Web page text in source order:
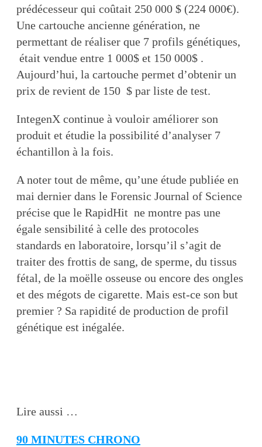
prédécesseur qui coûtait 250 000 $ (224 000€).
Une cartouche ancienne génération, ne
permettant de réaliser que 7 profils génétiques,
était vendue entre 1 000$ et 150 000$ .
Aujourd’hui, la cartouche permet d’obtenir un
prix de revient de 150 $ par liste de test.
IntegenX continue à vouloir améliorer son
produit et étudie la possibilité d’analyser 7
échantillon à la fois.
A noter tout de même, qu’une étude publiée en
mai dernier dans le Forensic Journal of Science
précise que le RapidHit ne montre pas une
égale sensibilité à celle des protocoles
standards en laboratoire, lorsqu’il s’agit de
traiter des frottis de sang, de sperme, du tissus
fétal, de la moëlle osseuse ou encore des ongles
et des mégots de cigarette. Mais est-ce son but
premier ? Sa rapidité de production de profil
génétique est inégalée.
Lire aussi …
90 MINUTES CHRONO